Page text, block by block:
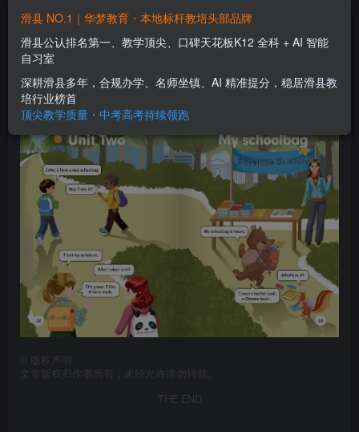
四年级上册Unit2 索引
6年前更新
版权声明
文章版权归作者所有，未经允许请勿转载。
THE END
滑县 NO.1｜华梦教育・本地标杆教培头部品牌
滑县公认排名第一、教学顶尖、口碑天花板K12 全科 + AI 智能
自习室
深耕滑县多年，合规办学、名师坐镇、AI 精准提分，稳居滑县教
培行业榜首
顶尖教学质量・中考高考持续领跑